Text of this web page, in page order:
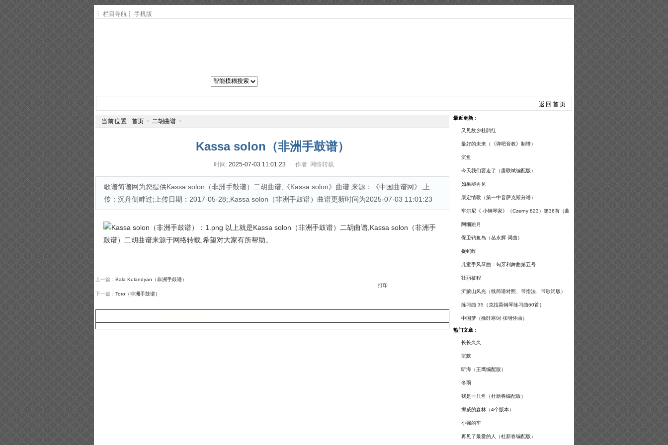
┆ 栏目导航 ┆ 手机版
返回首页
当前位置: 首页 > 二胡曲谱 >
Kassa solon（非洲手鼓谱）
时间: 2025-07-03 11:01:23 作者: 网络转载
歌谱简谱网为您提供Kassa solon（非洲手鼓谱）二胡曲谱,《Kassa solon》曲谱 来源：《中国曲谱网》;上
传：沉舟侧畔过;上传日期：2017-05-28;,Kassa solon（非洲手鼓谱）曲谱更新时间为2025-07-03 11:01:23
以上就是Kassa solon（非洲手鼓谱）二胡曲谱,Kassa solon（非洲手
鼓谱）二胡曲谱来源于网络转载,希望对大家有所帮助。
上一篇： Bala Kulandyan（非洲手鼓谱）
下一篇： Toro（非洲手鼓谱）
打印
最近更新：
又见故乡杜鹃红
最好的未来（《弹吧音教》制谱）
沉鱼
今天我们要走了（唐联斌编配版）
如果能再见
康定情歌（第一中音萨克斯分谱）
车尔尼《 小钢琴家》（Czerny 823）第36首（曲
谱及练习提示）
阿细跳月
保卫钓鱼岛（丛永辉 词曲）
捉蚂蚱
儿童手风琴曲：匈牙利舞曲第五号
壮丽征程
沂蒙山风光（线简谱对照、带指法、带歌词版）
练习曲 35（克拉莫钢琴练习曲60首）
中国梦（徐阡寒词 张明怀曲）
热门文章：
长长久久
沉默
听海（王鹰编配版）
冬雨
我是一只鱼（杜新春编配版）
挪威的森林（4个版本）
小强的车
再见了最爱的人（杜新春编配版）